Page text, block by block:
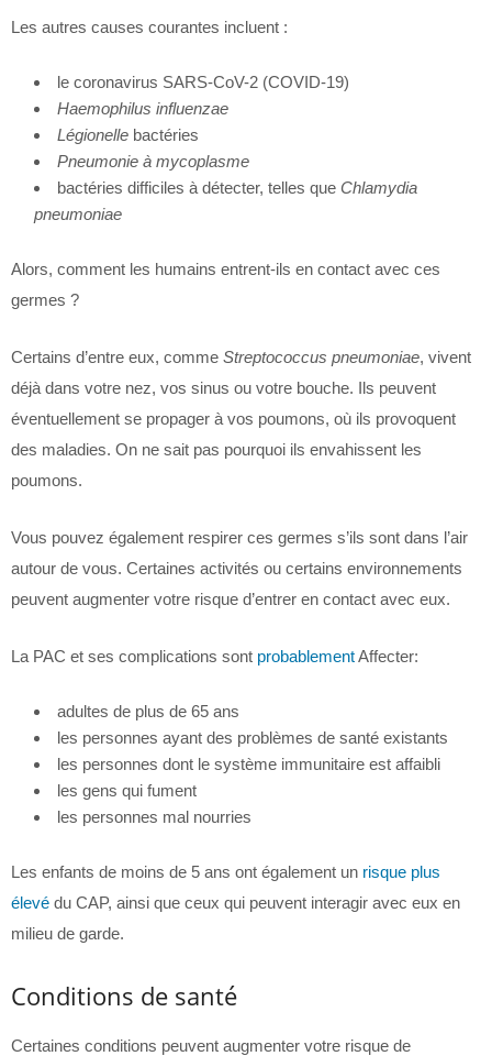
Les autres causes courantes incluent :
le coronavirus SARS-CoV-2 (COVID-19)
Haemophilus influenzae
Légionelle bactéries
Pneumonie à mycoplasme
bactéries difficiles à détecter, telles que Chlamydia
pneumoniae
Alors, comment les humains entrent-ils en contact avec ces
germes ?
Certains d’entre eux, comme Streptococcus pneumoniae, vivent
déjà dans votre nez, vos sinus ou votre bouche. Ils peuvent
éventuellement se propager à vos poumons, où ils provoquent
des maladies. On ne sait pas pourquoi ils envahissent les
poumons.
Vous pouvez également respirer ces germes s’ils sont dans l’air
autour de vous. Certaines activités ou certains environnements
peuvent augmenter votre risque d’entrer en contact avec eux.
La PAC et ses complications sont probablementAffecter:
adultes de plus de 65 ans
les personnes ayant des problèmes de santé existants
les personnes dont le système immunitaire est affaibli
les gens qui fument
les personnes mal nourries
Les enfants de moins de 5 ans ont également un risque plus
élevé du CAP, ainsi que ceux qui peuvent interagir avec eux en
milieu de garde.
Conditions de santé
Certaines conditions peuvent augmenter votre risque de